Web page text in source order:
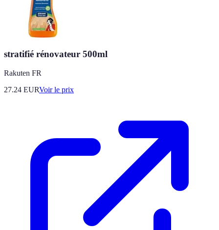
stratifié rénovateur 500ml
Rakuten FR
27.24 EURVoir le prix